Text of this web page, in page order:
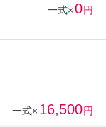
一式×0円
一式× 16,500円